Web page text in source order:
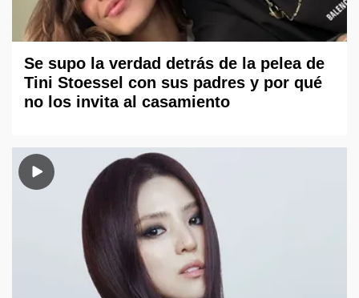
Se supo la verdad detrás de la pelea de
Tini Stoessel con sus padres y por qué
no los invita al casamiento